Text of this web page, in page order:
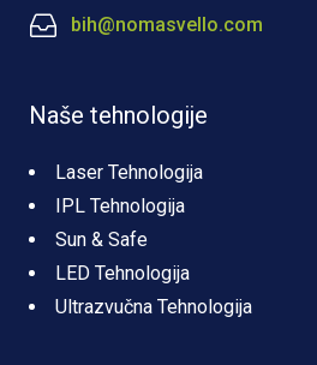
bih@nomasvello.com
Naše tehnologije
Laser Tehnologija
IPL Tehnologija
Sun & Safe
LED Tehnologija
Ultrazvučna Tehnologija